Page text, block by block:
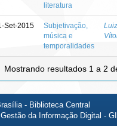
literatura
Set-2015
Subjetivação,
música e
temporalidades
Mostrando resultados 1 a 2
- Biblioteca Central
da Informação Digital -